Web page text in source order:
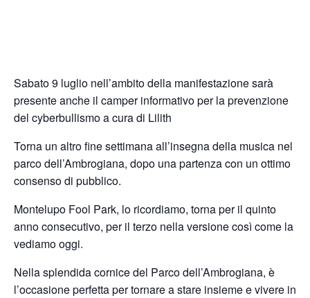
Sabato 9 luglio nell’ambito della manifestazione sarà
presente anche il camper informativo per la prevenzione
del cyberbullismo a cura di Lilith
Torna un altro fine settimana all’insegna della musica nel
parco dell’Ambrogiana, dopo una partenza con un ottimo
consenso di pubblico.
Montelupo Fool Park, lo ricordiamo, torna per il quinto
anno consecutivo, per il terzo nella versione così come la
vediamo oggi.
Nella splendida cornice del Parco dell’Ambrogiana, è
l’occasione perfetta per tornare a stare insieme e vivere in